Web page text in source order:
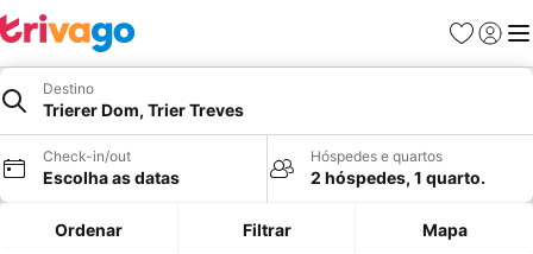
Favoritos
Iniciar
Destino
Trierer Dom, Trier Treves
Check-in/out
Escolha as datas
Hóspedes e quartos
2 hóspedes, 1 quarto.
Ordenar Filtrar Mapa